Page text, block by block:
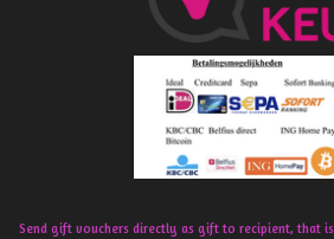
o
k
Send gift vouchers directly as gift to recipient, that